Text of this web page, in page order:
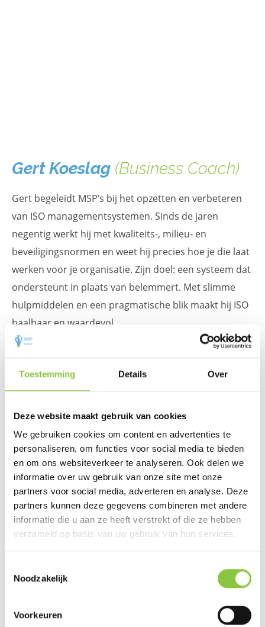
Toestemming Details Over
Deze website maakt gebruik van cookies
We gebruiken cookies om content en advertenties te
personaliseren, om functies voor social media te bieden
en om ons websiteverkeer te analyseren. Ook delen we
informatie over uw gebruik van onze site met onze
partners voor social media, adverteren en analyse. Deze
partners kunnen deze gegevens combineren met andere
informatie die u aan ze heeft verstrekt of die ze hebben
verzameld op basis van uw gebruik van hun services.
Noodzakelijk
Voorkeuren
Gert Koeslag (Business Coach)
Gert begeleidt MSP’s bij het opzetten en verbeteren
van ISO managementsystemen. Sinds de jaren
negentig werkt hij met kwaliteits-, milieu- en
beveiligingsnormen en weet hij precies hoe je die laat
werken voor je organisatie. Zijn doel: een systeem dat
ondersteunt in plaats van belemmert. Met slimme
hulpmiddelen en een pragmatische blik maakt hij ISO
haalbaar en waardevol.
Bekijk de video waarin Gert uitlegt hoe hij organisaties
hierin begeleidt.
Alain Deshayes